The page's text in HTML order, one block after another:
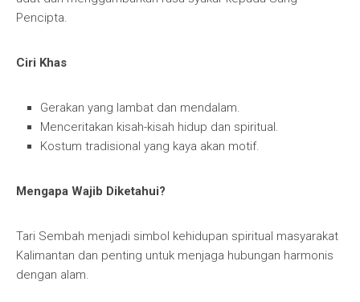
Pencipta.
Ciri Khas
Gerakan yang lambat dan mendalam.
Menceritakan kisah-kisah hidup dan spiritual.
Kostum tradisional yang kaya akan motif.
Mengapa Wajib Diketahui?
Tari Sembah menjadi simbol kehidupan spiritual masyarakat
Kalimantan dan penting untuk menjaga hubungan harmonis
dengan alam.